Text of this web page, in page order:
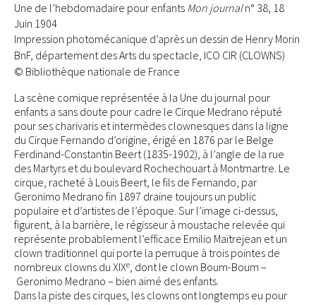
Une de l’hebdomadaire pour enfants Mon journaln° 38, 18
Juin 1904
Impression photomécanique d’après un dessin de Henry Morin
BnF, département des Arts du spectacle, ICO CIR (CLOWNS)
© Bibliothèque nationale de France
La scène comique représentée à la Une du journal pour
enfants a sans doute pour cadre le Cirque Medrano réputé
pour ses charivaris et intermèdes clownesques dans la ligne
du Cirque Fernando d’origine, érigé en 1876 par le Belge
Ferdinand-Constantin Beert (1835-1902), à l’angle de la rue
des Martyrs et du boulevard Rochechouart à Montmartre. Le
cirque, racheté à Louis Beert, le fils de Fernando, par
Geronimo Medrano fin 1897 draine toujours un public
populaire et d’artistes de l’époque. Sur l’image ci-dessus,
figurent, à la barrière, le régisseur à moustache relevée qui
représente probablement l’efficace Emilio Maïtrejean et un
clown traditionnel qui porte la perruque à trois pointes de
nombreux clowns du XIXe, dont le clown Boum-Boum –
Geronimo Medrano – bien aimé des enfants.
Dans la piste des cirques, les clowns ont longtemps eu pour